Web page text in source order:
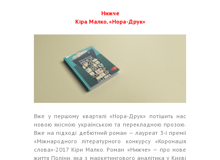
Нижче
Кіра Малко, «Нора-Друк»
Вже у першому кварталі «Нора-Друк» потішить нас
новою якісною українською та перекладною прозою.
Вже на підході дебютний роман — лауреат 3-ї премії
«Міжнародного літературного конкурсу «Коронація
слова»-2017 Кіри Малко. Роман «Нижче» — про нове
життя Поліни, яка з маркетингового аналітика у Києві